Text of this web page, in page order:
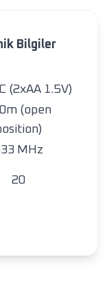
Bilgiler
(2xAA 1.5V)
(open
MHz
20